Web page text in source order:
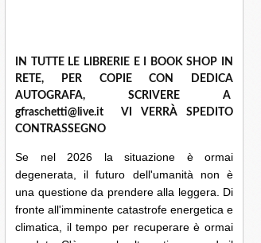
IN TUTTE LE LIBRERIE E I BOOK SHOP IN
RETE, PER COPIE CON DEDICA
AUTOGRAFA, SCRIVERE A
gfraschetti@live.it VI VERRÀ SPEDITO
CONTRASSEGNO
Se nel 2026 la situazione è ormai
degenerata, il futuro dell'umanità non è
una questione da prendere alla leggera. Di
fronte all'imminente catastrofe energetica e
climatica, il tempo per recuperare è ormai